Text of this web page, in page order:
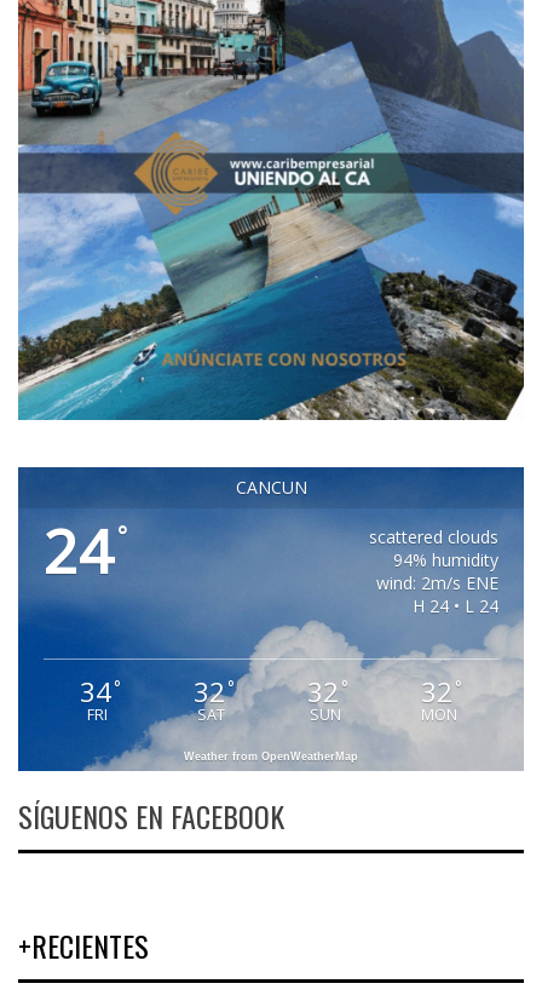
CANCUN
24°
scattered clouds
94% humidity
wind: 2m/s ENE
H 24 • L 24
34°
FRI
32°
SAT
32 °
SUN
32 °
MON
Weather from OpenWeatherMap
SÍGUENOS EN FACEBOOK
+RECIENTES